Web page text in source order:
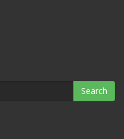
Search